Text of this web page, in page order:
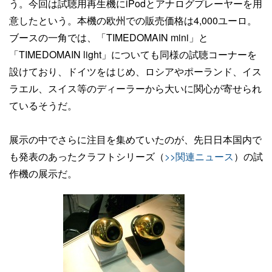
う。今回は試聴用再生機にiPodとアナログプレーヤーを用
意したという。本機の欧州での販売価格は4,000ユーロ。
ブースの一角では、「TIMEDOMAIN mini」と
「TIMEDOMAIN light」についても同様の試聴コーナーを
設けており、ドイツをはじめ、ロシアやポーランド、イス
ラエル、スイス等のディーラーから大いに関心が寄せられ
ているそうだ。
展示の中でさらに注目を集めていたのが、先日日本国内で
も発表のあったクラフトシリーズ（>>関連ニュース）の試
作機の展示だ。